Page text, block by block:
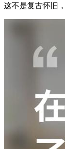
这不是复古怀旧